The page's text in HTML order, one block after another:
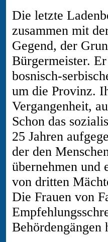
Die letzte
zusammen mit
Gegend, der
Bürgermeister.
bosnisch-
um die Provinz.
Vergangenheit,
Schon das
25 Jahren
der den
übernehmen und
von dritten
Die Frauen von
Behördengängen